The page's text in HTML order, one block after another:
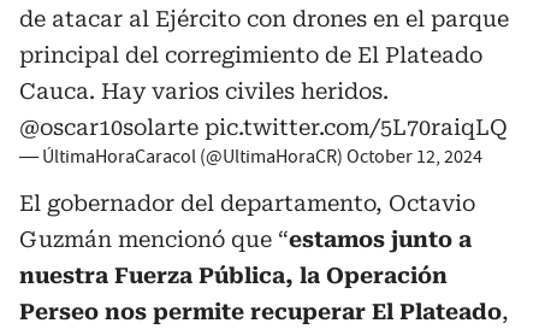
de atacar al Ejército con drones en el parque
principal del corregimiento de El Plateado
Cauca. Hay varios civiles heridos.
@oscar10solarte pic.twitter.com/5L70raiqLQ
— ÚltimaHoraCaracol (@UltimaHoraCR) October 12, 2024
El gobernador del departamento, Octavio
Guzmán mencionó que “estamos junto a
nuestra Fuerza Pública, la Operación
Perseo nos permite recuperar El Plateado,